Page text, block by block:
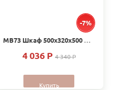
-7%
МВ73 Шкаф 500х320х500 Дуб
4 036 P 4 340 P
Купить